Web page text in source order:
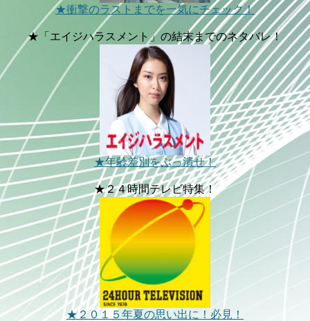
★衝撃のラストまでを一気にチェック！
★「エイジハラスメント」の結末までのネタバレ！
★年齢差別をぶっ潰せ！
★２４時間テレビ特集！
★２０１５年夏の思い出に！必見！